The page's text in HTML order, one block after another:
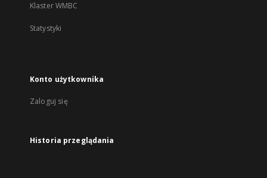
Klaster WMBC
Statystyki
Konto użytkownika
Zaloguj się
Historia przeglądania